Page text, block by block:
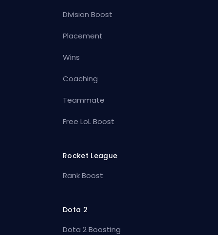
Division Boost
Placement
Wins
Coaching
Teammate
Free LoL Boost
Rocket League
Rank Boost
Dota 2
Dota 2 Boosting